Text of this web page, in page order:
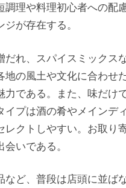
調理や料理初心者への配
が存在する。
だれ、スパイスミックス
地の風土や文化に合わせ
力である。また、味だけ
イプは酒の肴やメインデ
レクトしやすい。お取り
いである。
など、普段は店頭に並ば